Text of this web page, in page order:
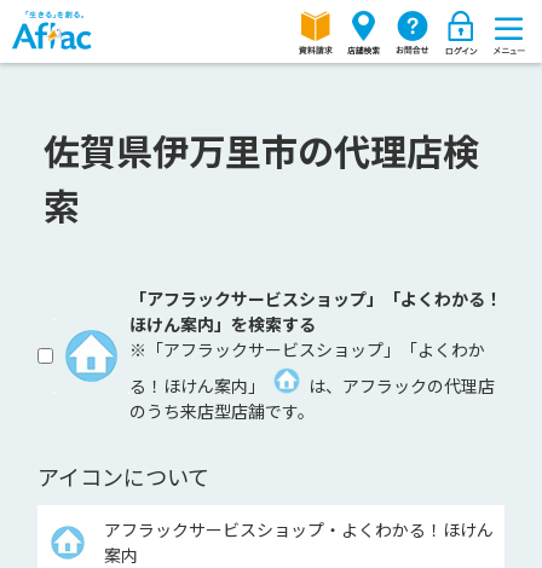
佐賀県伊万里市の代理店検
索
「アフラックサービスショップ」「よくわかる！
ほけん案内」を検索する
※「アフラックサービスショップ」「よくわか
る！ほけん案内」
は、アフラックの代理店
のうち来店型店舗です。
アイコンについて
アフラックサービスショップ・よくわかる！ほけん
案内